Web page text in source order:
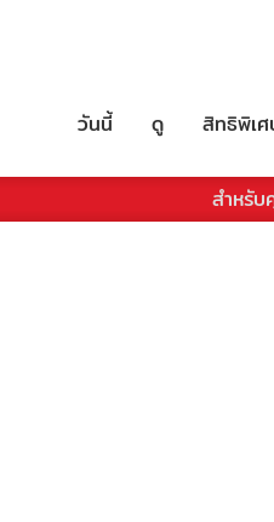
วันนี้ ดู สิทธิพิเ
สำหรั